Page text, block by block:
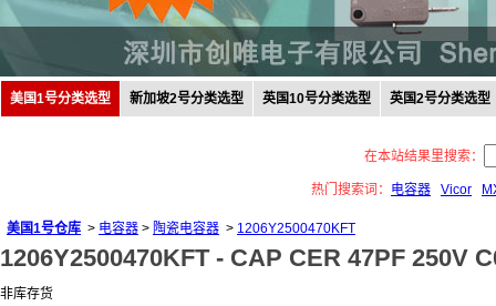
美国1号分类选型 新加坡2号分类选型 英国10号分类选型 英国2号分类选型
在本站结果里搜索：
热门搜索词： 电容器 Vicor
美国1号仓库 > 电容器 > 陶瓷电容器 > 1206Y2500470KFT
1206Y2500470KFT - CAP CER 47PF 250V
非库存货